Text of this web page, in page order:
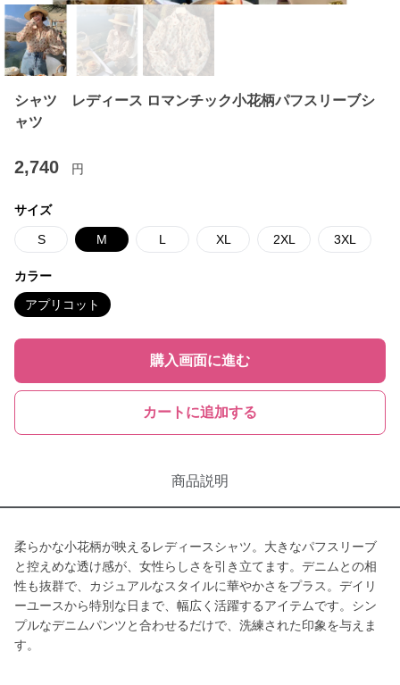
シャツ レディース ロマンチック小花柄パフスリーブシ
ャツ
2,740 円
サイズ
S M L XL 2XL 3XL
カラー
アプリコット
購入画面に進む
カートに追加する
商品説明
柔らかな小花柄が映えるレディースシャツ。大きなパフスリーブ
と控えめな透け感が、女性らしさを引き立てます。デニムとの相
性も抜群で、カジュアルなスタイルに華やかさをプラス。デイリ
ーユースから特別な日まで、幅広く活躍するアイテムです。シン
プルなデニムパンツと合わせるだけで、洗練された印象を与えま
す。